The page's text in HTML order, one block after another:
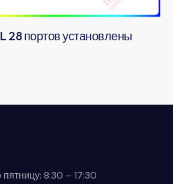
28 портов установлены
8:30 – 17:30